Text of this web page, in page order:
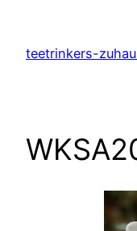
springen
teetrinkers-